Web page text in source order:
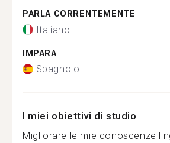
PARLA CORRENTEMENTE
Italiano
IMPARA
Spagnolo
I miei obiettivi di studio
Migliorare le mie conoscenze